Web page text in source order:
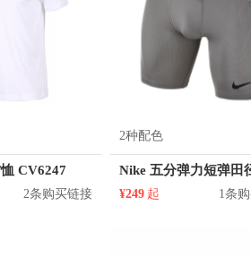
CV6247
2条购买链接
2种配色
¥249 起 1条